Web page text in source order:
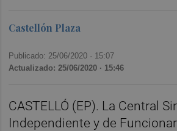
Castellón Plaza
Publicado: 25/06/2020 · 15:07
Actualizado: 25/06/2020 · 15:46
CASTELLÓ (EP). La Central
Independiente y de